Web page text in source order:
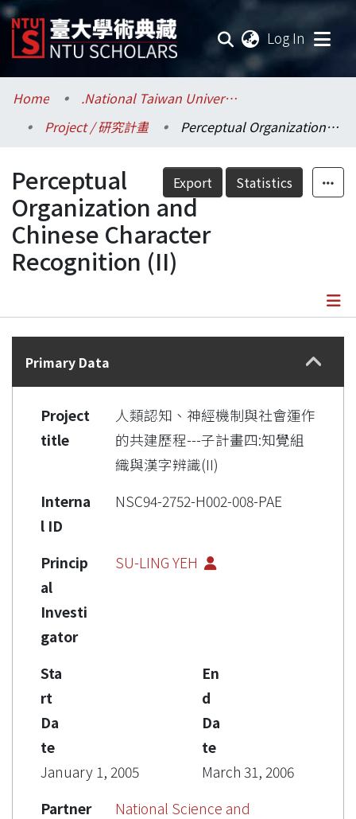
Log In
Communities & Collections
Research Outputs
Fundings & Projects
Researchers
Organizations
Home
.National Taiwan University / 國立臺灣大學
Project / 研究計畫
Perceptual Organization and Chinese Character Recognition (II)
Export Statistics
Perceptual
Organization and
Chinese Character
Recognition (II)
Details
Primary Data
Project
title
人類認知、神經機制與社會運作
的共建歷程---子計畫四:知覺組
織與漢字辨識(II)
Interna
l ID
NSC94-2752-H002-008-PAE
Princip
al
Investi
gator
SU-LING YEH
Sta
rt
Da
te
January 1, 2005
En
d
Da
te
March 31, 2006
Partner
National Science and